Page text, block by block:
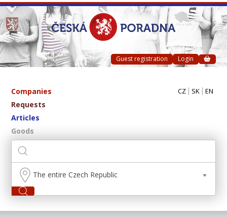
Guest registration Login
Companies
Requests
Articles
Goods
CZ SK EN
The entire Czech Republic